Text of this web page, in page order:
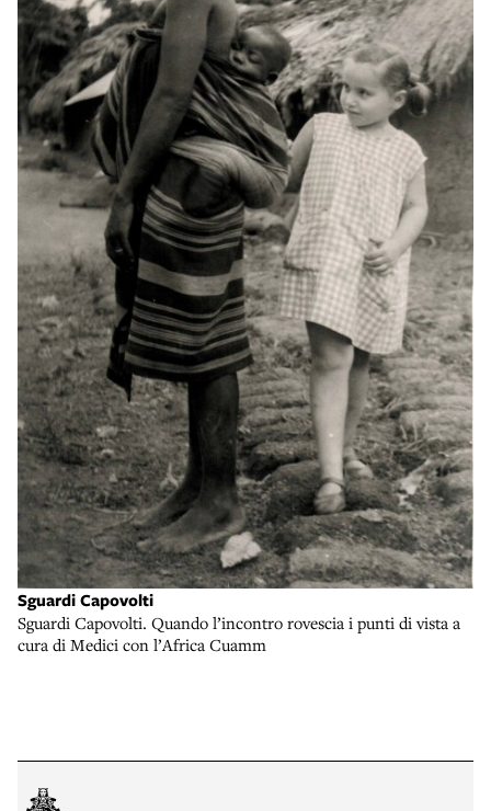
Sguardi Capovolti
Sguardi Capovolti. Quando l’incontro rovescia i punti di vista a
cura di Medici con l’Africa Cuamm